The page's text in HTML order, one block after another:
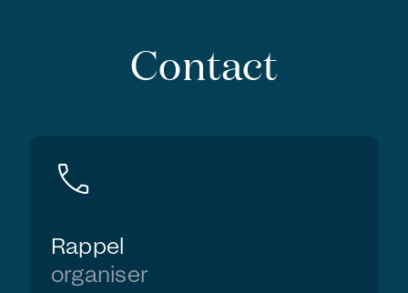
Contact
call
Rappel
organiser